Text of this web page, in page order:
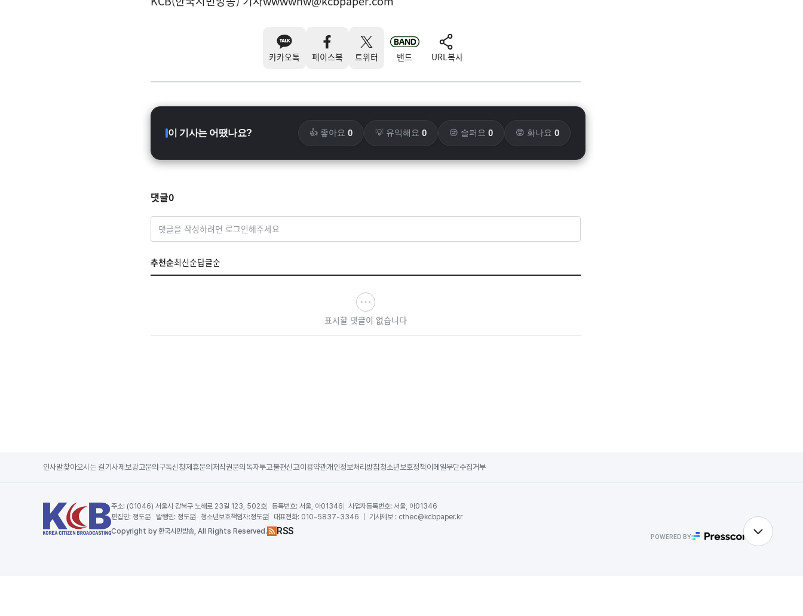
카카오톡 페이스북 트위터 밴드 URL복사
이 기사는 어땠나요? 👍 좋아요 0 💡 유익해요 0 😢 슬퍼요 0 😡 화나요 0
댓글0
댓글을 작성하려면 로그인해주세요
추천순최신순답글순
표시할 댓글이 없습니다
인사말찾아오시는 길기사제보광고문의 구독신청제휴문의 저작권문의 독자투고불편신고이용약관개인정보처리방침 청소년보호정책 이메일무단수집거부
주소: (01046) 서울시 강북구 노해로 23길 123, 502호 등록번호: 서울, 아01346 사업자등록번호: 서울, 아01346
편집인: 정도운 발행인: 정도운 청소년보호책임자:정도운 대표전화: 010-5837-3346 ｜ 기사제보 : cthec@kcbpaper.kr
Copyright by 한국시민방송, All Rights Reserved. RSS POWERED BY